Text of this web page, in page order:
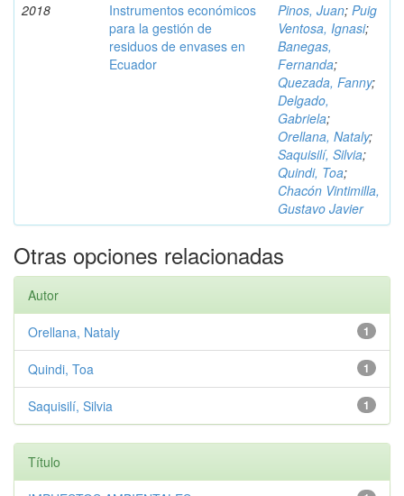
2018
Instrumentos económicos
para la gestión de
residuos de envases en
Ecuador
Pinos, Juan; Puig
Ventosa, Ignasi;
Banegas,
Fernanda;
Quezada, Fanny;
Delgado,
Gabriela;
Orellana, Nataly;
Saquisilí, Silvia;
Quindi, Toa;
Chacón Vintimilla,
Gustavo Javier
Otras opciones relacionadas
Autor
1
Orellana, Nataly
1
Quindi, Toa
1
Saquisilí, Silvia
Título